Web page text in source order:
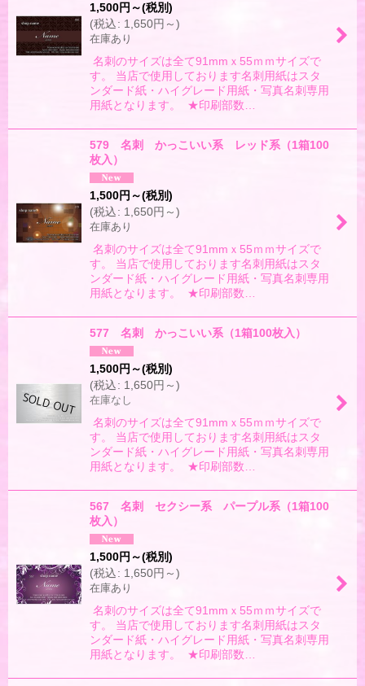
1,500円 ～(税別)
(税込: 1,650円 ～)
在庫あり
名刺のサイズは全て91mmｘ55ｍｍサイズで
す。 当店で使用しております名刺用紙はスタ
ンダード紙・ハイグレード用紙・写真名刺専用
用紙となります。 ★印刷部数…
579 名刺 かっこいい系 レッド系（1箱100
枚入）
1,500円 ～(税別)
(税込: 1,650円 ～)
在庫あり
名刺のサイズは全て91mmｘ55ｍｍサイズで
す。 当店で使用しております名刺用紙はスタ
ンダード紙・ハイグレード用紙・写真名刺専用
用紙となります。 ★印刷部数…
577 名刺 かっこいい系（1箱100枚入）
1,500円 ～(税別)
(税込: 1,650円 ～)
在庫なし
名刺のサイズは全て91mmｘ55ｍｍサイズで
す。 当店で使用しております名刺用紙はスタ
ンダード紙・ハイグレード用紙・写真名刺専用
用紙となります。 ★印刷部数…
567 名刺 セクシー系 パープル系（1箱100
枚入）
1,500円 ～(税別)
(税込: 1,650円 ～)
在庫あり
名刺のサイズは全て91mmｘ55ｍｍサイズで
す。 当店で使用しております名刺用紙はスタ
ンダード紙・ハイグレード用紙・写真名刺専用
用紙となります。 ★印刷部数…